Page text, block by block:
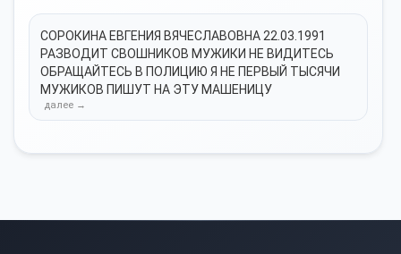
СОРОКИНА ЕВГЕНИЯ ВЯЧЕСЛАВОВНА 22.03.1991
РАЗВОДИТ СВОШНИКОВ МУЖИКИ НЕ ВИДИТЕСЬ
ОБРАЩАЙТЕСЬ В ПОЛИЦИЮ Я НЕ ПЕРВЫЙ ТЫСЯЧИ
МУЖИКОВ ПИШУТ НА ЭТУ МАШЕНИЦУ